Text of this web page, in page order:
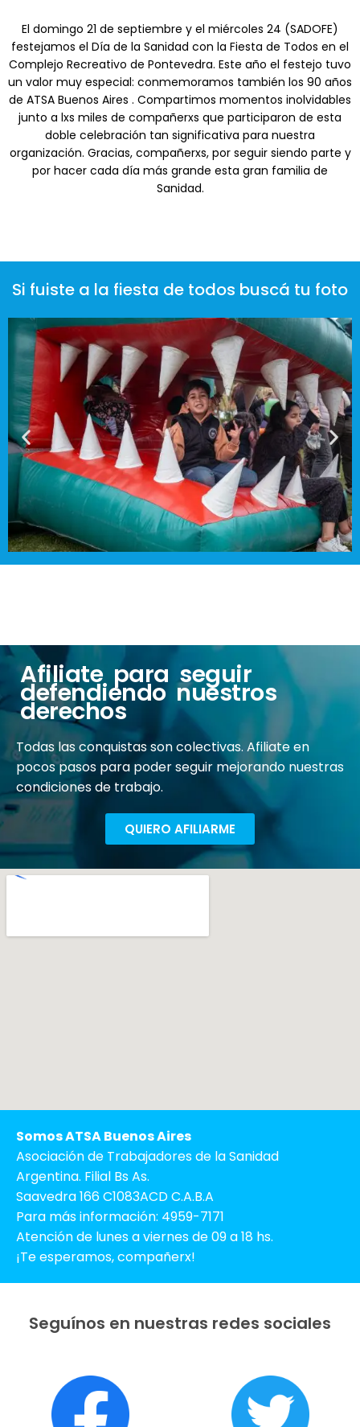
El domingo 21 de septiembre y el miércoles 24 (SADOFE)
festejamos el Día de la Sanidad con la Fiesta de Todos en el
Complejo Recreativo de Pontevedra. Este año el festejo tuvo
un valor muy especial: conmemoramos también los 90 años
de ATSA Buenos Aires . Compartimos momentos inolvidables
junto a lxs miles de compañerxs que participaron de esta
doble celebración tan significativa para nuestra
organización. Gracias, compañerxs, por seguir siendo parte y
por hacer cada día más grande esta gran familia de
Sanidad.
Si fuiste a la fiesta de todos buscá tu foto
Afiliate para seguir
defendiendo nuestros
derechos
Todas las conquistas son colectivas. Afiliate en
pocos pasos para poder seguir mejorando nuestras
condiciones de trabajo.
QUIERO AFILIARME
Somos ATSA Buenos Aires
Asociación de Trabajadores de la Sanidad
Argentina. Filial Bs As.
Saavedra 166 C1083ACD C.A.B.A
Para más información: 4959-7171
Atención de lunes a viernes de 09 a 18 hs.
¡Te esperamos, compañerx!
Seguínos en nuestras redes sociales